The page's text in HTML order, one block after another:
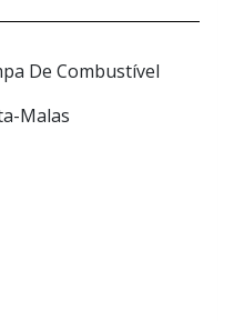
De Combustível
Malas